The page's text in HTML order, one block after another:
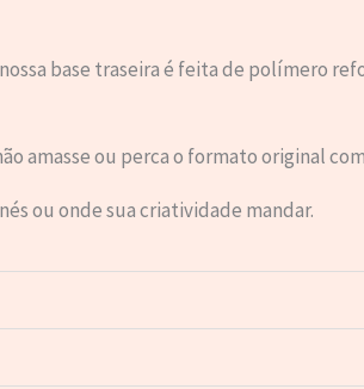
base traseira é feita de polímero
amasse ou perca o formato original
ou onde sua criatividade mandar.